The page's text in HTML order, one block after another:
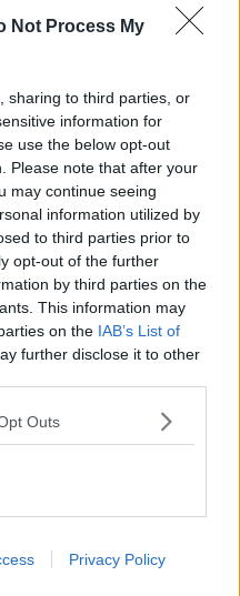
Not Process My
sharing to third parties, or
information for
use the below opt-out
Please note that after your
may continue seeing
information utilized by
to third parties prior to
opt-out of the further
by third parties on the
This information may
on the IAB’s List of
further disclose it to other
Outs
Privacy Policy
solo